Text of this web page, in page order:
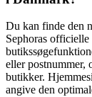
Du kan finde den
Sephoras
eller postnummer,
butikker.
angive den